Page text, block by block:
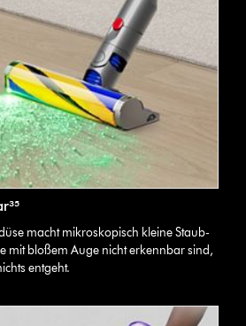
macht mikroskopisch kleine Staub-
mit bloßem Auge nicht erkennbar sind,
entgeht.